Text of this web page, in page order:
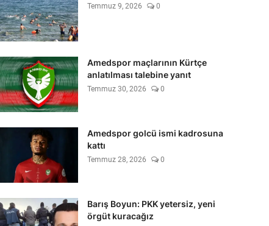
Temmuz 9, 2026 0
Amedspor maçlarının Kürtçe
anlatılması talebine yanıt
Temmuz 30, 2026 0
Amedspor golcü ismi kadrosuna
kattı
Temmuz 28, 2026 0
Barış Boyun: PKK yetersiz, yeni
örgüt kuracağız